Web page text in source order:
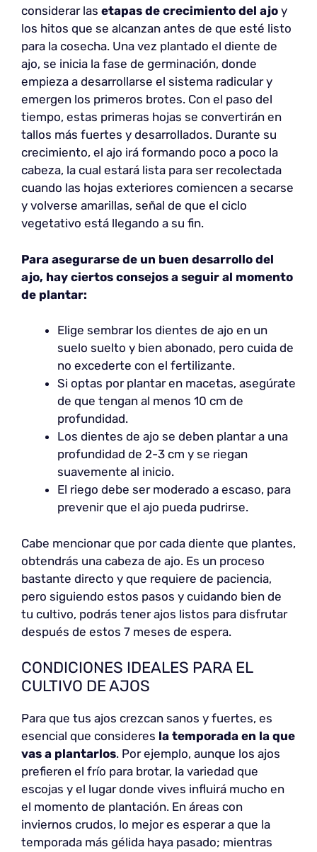
considerar las etapas de crecimiento del ajo y
los hitos que se alcanzan antes de que esté listo
para la cosecha. Una vez plantado el diente de
ajo, se inicia la fase de germinación, donde
empieza a desarrollarse el sistema radicular y
emergen los primeros brotes. Con el paso del
tiempo, estas primeras hojas se convertirán en
tallos más fuertes y desarrollados. Durante su
crecimiento, el ajo irá formando poco a poco la
cabeza, la cual estará lista para ser recolectada
cuando las hojas exteriores comiencen a secarse
y volverse amarillas, señal de que el ciclo
vegetativo está llegando a su fin.
Para asegurarse de un buen desarrollo del
ajo, hay ciertos consejos a seguir al momento
de plantar:
Elige sembrar los dientes de ajo en un
suelo suelto y bien abonado, pero cuida de
no excederte con el fertilizante.
Si optas por plantar en macetas, asegúrate
de que tengan al menos 10 cm de
profundidad.
Los dientes de ajo se deben plantar a una
profundidad de 2-3 cm y se riegan
suavemente al inicio.
El riego debe ser moderado a escaso, para
prevenir que el ajo pueda pudrirse.
Cabe mencionar que por cada diente que plantes,
obtendrás una cabeza de ajo. Es un proceso
bastante directo y que requiere de paciencia,
pero siguiendo estos pasos y cuidando bien de
tu cultivo, podrás tener ajos listos para disfrutar
después de estos 7 meses de espera.
CONDICIONES IDEALES PARA EL
CULTIVO DE AJOS
Para que tus ajos crezcan sanos y fuertes, es
esencial que consideres la temporada en la que
vas a plantarlos. Por ejemplo, aunque los ajos
prefieren el frío para brotar, la variedad que
escojas y el lugar donde vives influirá mucho en
el momento de plantación. En áreas con
inviernos crudos, lo mejor es esperar a que la
temporada más gélida haya pasado; mientras